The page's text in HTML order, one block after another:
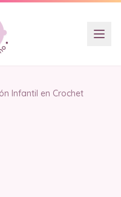
Infantil en Crochet